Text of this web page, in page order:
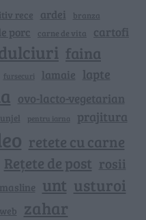
rece ardei branza
porc carne de vita cartofi
faina
fursecuri lamaie lapte
ovo-lacto-vegetarian
pentru iarna prajitura
retete cu carne
Rețete de post rosii
unt usturoi
web zahar